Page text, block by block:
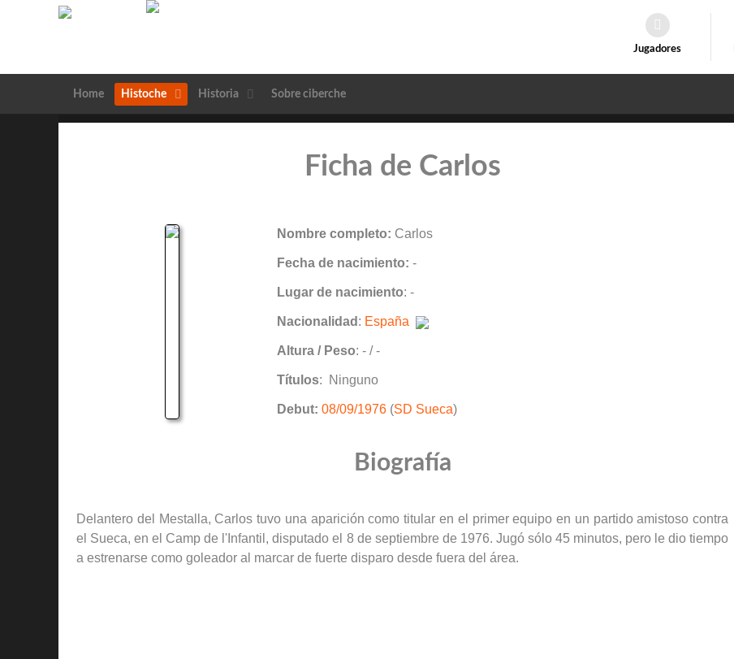
Jugadores
Home Histoche Historia Sobre ciberche
Ficha de Carlos
Nombre completo: Carlos
Fecha de nacimiento: -
Lugar de nacimiento: -
Nacionalidad : España
Altura / Peso: - / -
Títulos: Ninguno
Debut: 08/09/1976(SD Sueca)
Biografía
Delantero del Mestalla, Carlos tuvo una aparición como titular en el primer equipo en un partido amistoso contra
el Sueca, en el Camp de l'Infantil, disputado el 8 de septiembre de 1976. Jugó sólo 45 minutos, pero le dio tiempo
a estrenarse como goleador al marcar de fuerte disparo desde fuera del área.